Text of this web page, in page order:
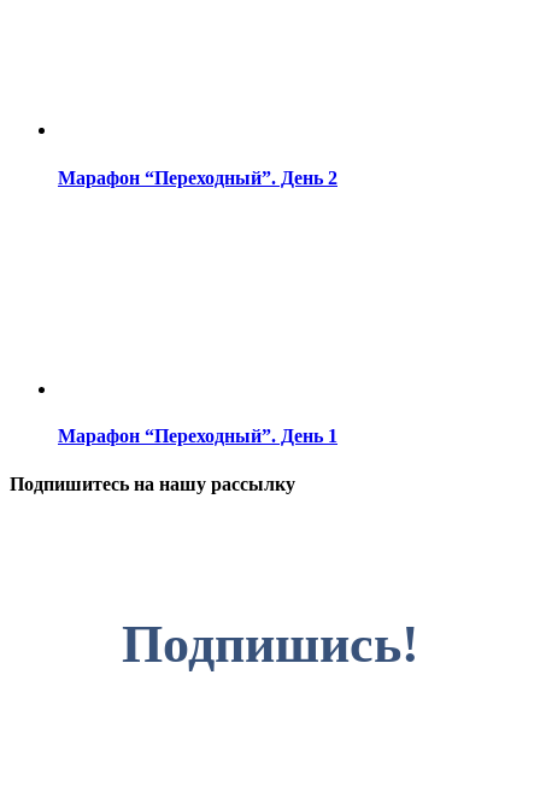
Марафон “Переходный”. День 2
Марафон “Переходный”. День 1
Подпишитесь на нашу рассылку
Подпишись!